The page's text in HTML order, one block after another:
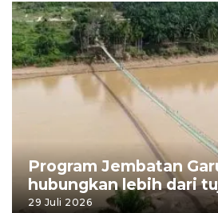
Program Jembatan
hubungkan lebih dari
29 Juli 2026